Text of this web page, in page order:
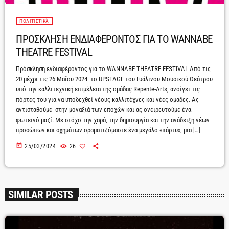
ΠΟΛΙΤΙΣΤΙΚΆ
ΠΡΟΣΚΛΗΣΗ ΕΝΔΙΑΦΕΡΟΝΤΟΣ ΓΙΑ ΤΟ WANNABE
THEATRE FESTIVAL
Πρόσκληση ενδιαφέροντος για το WANNABE THEATRE FESTIVAL Από τις
20 μέχρι τις 26 Μαΐου 2024 το UPSTAGE του Γυάλινου Μουσικού Θεάτρου
υπό την καλλιτεχνική επιμέλεια της ομάδας Repente-Αrts, ανοίγει τις
πόρτες του για να υποδεχθεί νέους καλλιτέχνες και νέες ομάδες. Ας
αντισταθούμε στην μοναξιά των εποχών και ας ονειρευτούμε ένα
φωτεινό μαζί. Με στόχο την χαρά, την δημιουργία και την ανάδειξη νέων
προσώπων και σχημάτων οραματιζόμαστε ένα μεγάλο «πάρτυ», μια […]
today 25/03/2024 26
SIMILAR POSTS